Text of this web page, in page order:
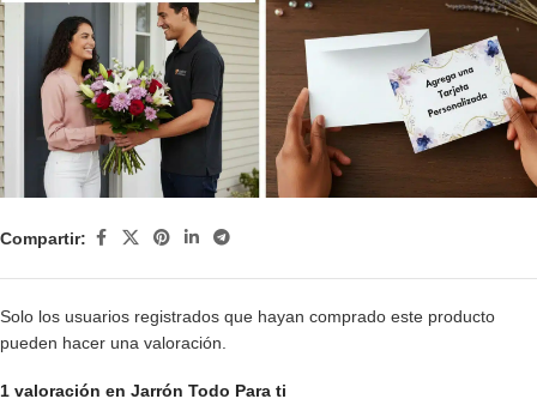
Compartir:
1 valoración en Jarrón Todo Para ti
Solo los usuarios registrados que hayan comprado este producto
pueden hacer una valoración.